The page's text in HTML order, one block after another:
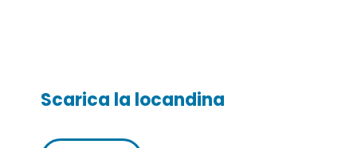
Scarica la locandina